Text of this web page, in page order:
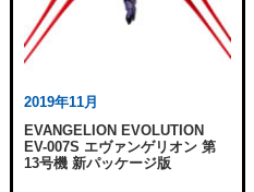
2019年11月
EVANGELION EVOLUTION
EV-007S エヴァンゲリオン 第
13号機 新パッケージ版